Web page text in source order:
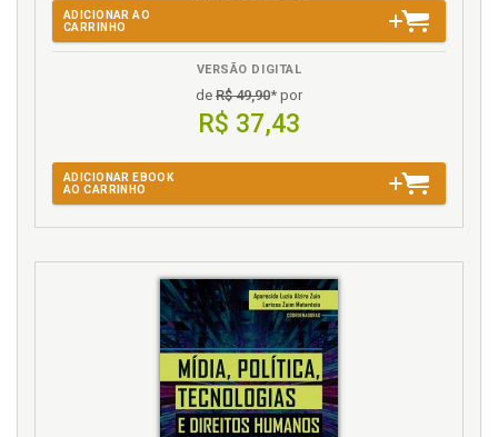
ADICIONAR AO
CARRINHO
VERSÃO DIGITAL
de R$ 49,90* por
R$ 37,43
ADICIONAR EBOOK
AO CARRINHO